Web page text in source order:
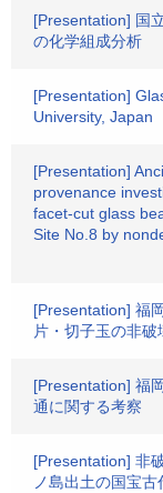
[Presentation] 国
の化学組成分析
[Presentation]
University, Japan
[Presentation]
provenance
facet-cut glass
Site No.8 by
[Presentation] 福
片・切子玉の非
[Presentation] 福
通に関する考察
[Presentation] 非
ノ島出土の国宝